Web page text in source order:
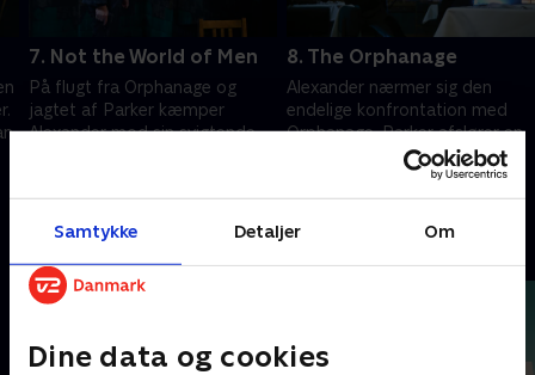
Samtykke Detaljer Om
Dine data og cookies
7. Not the World of Men
På flugt fra Orphanage og
jagtet af Parker kæmper
Alexander mod sin svigtende
8. The Orphanage
Alexander nærmer sig den
endelige konfrontation med
Orphanage. Parker afslører en
skjult besked, der kan være
nøglen til at redde alle.
Andre så også